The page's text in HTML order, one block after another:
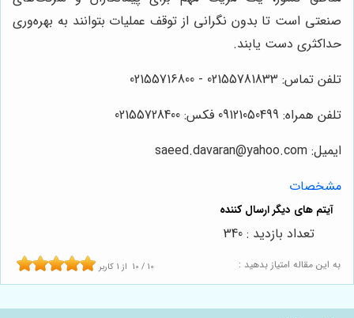
صنعتی است تا بدون نگرانی از توقف عملیات بتوانند به بهره‌وری
حداکثری دست یابند.
تلفن تماس: 02155781833 - 02155716800
تلفن همراه: 09121050499 فکس: 02155728400
ایمیل: saeed.davaran@yahoo.com
مشخصات
به این مقاله امتیاز بدهید : 10 / 10 از1 کاربر
تعداد بازدید : 340